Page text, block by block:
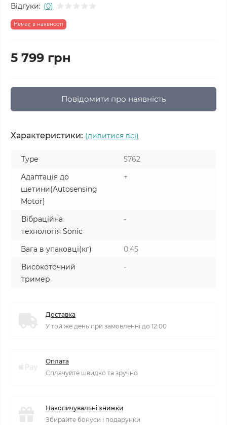
Відгуки: (0)
Немає в наявності
5 799 грн
Повідомити про наявність
Характеристики: (дивитися всі)
Type
5762
Адаптація до
щетини(Autosensing
Motor)
+
Вібраційна
технологія Sonic
-
Вага в упаковці(кг)
0,45
Високоточний
тример
-
Доставка
У той же день при замовленні до 12:00
Оплата
Сплачуйте швидко та зручно
Накопичувальні знижки
Збирайте бонуси і подарунки